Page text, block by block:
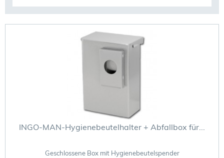
INGO-MAN-Hygienebeutelhalter + Abfallbox für...
Geschlossene Box mit Hygienebeutelspender